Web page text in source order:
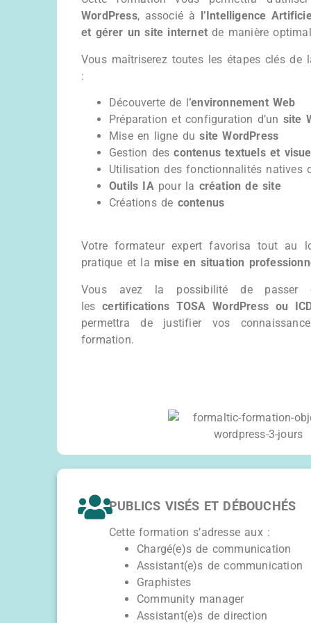
WordPress, associé à
l’Intelligence
et gérer un site internet de manière
Vous maîtriserez toutes les étapes clés de
:
Découverte de l’environnement Web
Préparation et configuration d’un site
Mise en ligne dusite WordPress
Gestion descontenus textuels et
Utilisation des fonctionnalités natives
Outils IApour la création de site
Créations de contenus
Votre formateur expert favorisa tout au
pratique et la mise en situation
Vous avez la possibilité de
lescertifications TOSA WordPress ou
permettra de justifier vos
formation.
PUBLICS VISÉS ET DÉBOUCHÉS
Cette formation s’adresse aux :
Chargé(e)s de communication
Assistant(e)s de communication
Graphistes
Community manager
Assistant(e)s de direction